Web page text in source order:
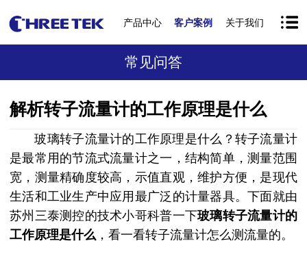
产品中心 客户案例 关于我们
常见问答
解析转子流量计的工作原理是什么
玻璃转子流量计的工作原理是什么？转子流量计
是最常用的节流式流量计之一，结构简单，测量范围
宽，测量精确度较高，示值直观，维护方便，是现代
生活和工业生产中应用最广泛的计量器具。下面就由
苏州三泰测控的技术小哥科普一下玻璃转子流量计的
工作原理是什么 ，看一看转子流量计怎么测流量的。